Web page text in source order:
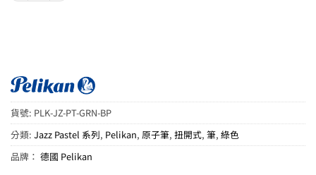
貨號: PLK-JZ-PT-GRN-BP
分類: Jazz Pastel 系列, Pelikan, 原子筆, 扭開式, 筆, 綠色
品牌： 德國 Pelikan